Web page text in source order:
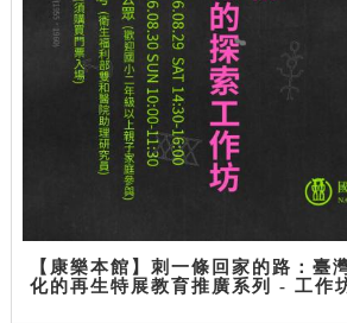
【康樂本館】刺一條回家的路：臺
化的再生特展教育推廣系列 - 工作